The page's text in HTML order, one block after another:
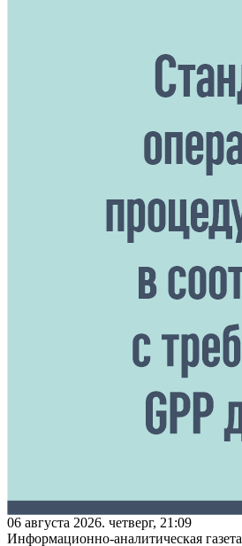
06 августа 2026. четверг, 21:09
Информационно-аналитическая газета